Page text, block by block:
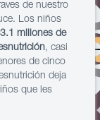
de nuestro
Los niños
3.1 millones de
, casi
de cinco
deja
que les